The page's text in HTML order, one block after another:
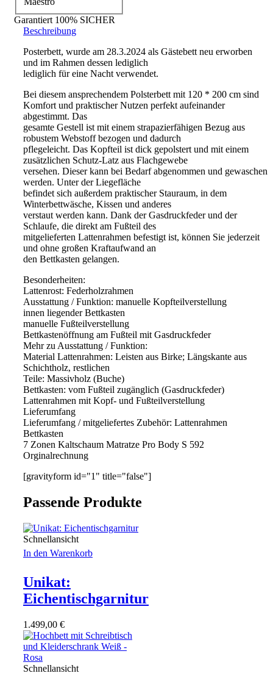
Garantiert 100% SICHER
Beschreibung
Posterbett, wurde am 28.3.2024 als Gästebett neu erworben
und im Rahmen dessen lediglich
lediglich für eine Nacht verwendet.
Bei diesem ansprechendem Polsterbett mit 120 * 200 cm sind
Komfort und praktischer Nutzen perfekt aufeinander
abgestimmt. Das
gesamte Gestell ist mit einem strapazierfähigen Bezug aus
robustem Webstoff bezogen und dadurch
pflegeleicht. Das Kopfteil ist dick gepolstert und mit einem
zusätzlichen Schutz-Latz aus Flachgewebe
versehen. Dieser kann bei Bedarf abgenommen und gewaschen
werden. Unter der Liegefläche
befindet sich außerdem praktischer Stauraum, in dem
Winterbettwäsche, Kissen und anderes
verstaut werden kann. Dank der Gasdruckfeder und der
Schlaufe, die direkt am Fußteil des
mitgelieferten Lattenrahmen befestigt ist, können Sie jederzeit
und ohne großen Kraftaufwand an
den Bettkasten gelangen.
Besonderheiten:
Lattenrost: Federholzrahmen
Ausstattung / Funktion: manuelle Kopfteilverstellung
innen liegender Bettkasten
manuelle Fußteilverstellung
Bettkastenöffnung am Fußteil mit Gasdruckfeder
Mehr zu Ausstattung / Funktion:
Material Lattenrahmen: Leisten aus Birke; Längskante aus
Schichtholz, restlichen
Teile: Massivholz (Buche)
Bettkasten: vom Fußteil zugänglich (Gasdruckfeder)
Lattenrahmen mit Kopf- und Fußteilverstellung
Lieferumfang
Lieferumfang / mitgeliefertes Zubehör: Lattenrahmen
Bettkasten
7 Zonen Kaltschaum Matratze Pro Body S 592
Orginalrechnung
[gravityform id="1" title="false"]
Passende Produkte
Schnellansicht
In den Warenkorb
Unikat:
Eichentischgarnitur
1.499,00 €
Schnellansicht